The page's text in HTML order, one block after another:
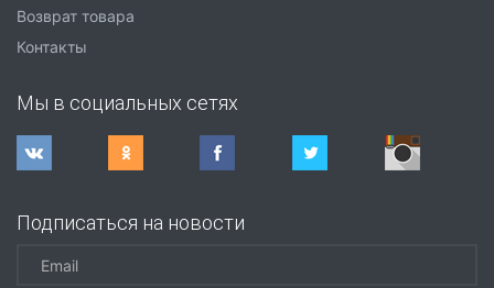
Возврат товара
Контакты
Мы в социальных сетях
Подписаться на новости